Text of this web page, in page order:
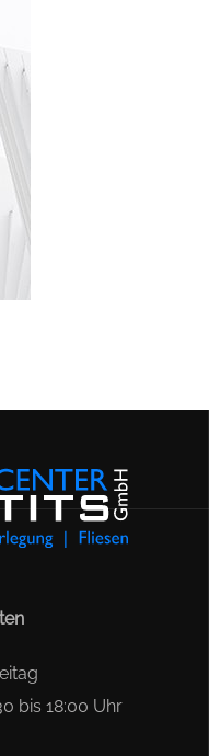
bis 18:00 Uhr